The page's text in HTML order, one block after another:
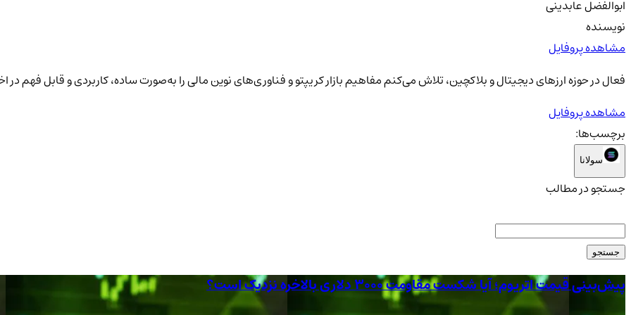
ابوالفضل عابدینی
نویسنده
مشاهده پروفایل
فعال در حوزه ارزهای دیجیتال و بلاکچین، تلاش می‌کنم مفاهیم بازار کریپتو و فناوری‌های نوین مالی را به‌صورت ساده، کاربردی و قابل فهم در
مشاهده پروفایل
برچسب‌ها:
سولانا
جستجو در مطالب
جستجو
پیش‌بینی قیمت اتریوم؛ آیا شکست مقاومت ۳۰۰۰ دلاری بالاخره نزدیک است؟